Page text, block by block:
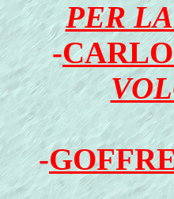
PER
-
-